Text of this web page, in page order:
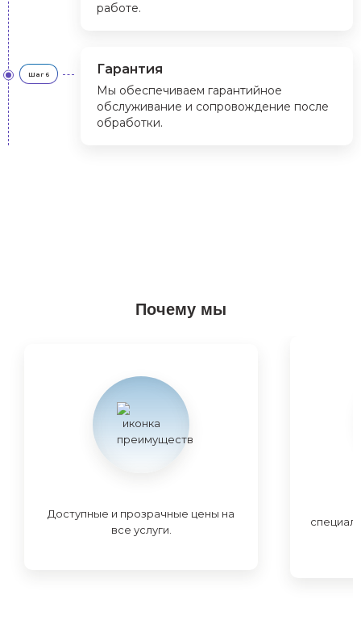
работе.
Шаг 6 Гарантия
Мы обеспечиваем гарантийное
обслуживание и сопровождение после
обработки.
Почему мы
Доступные и прозрачные цены на
все услуги.